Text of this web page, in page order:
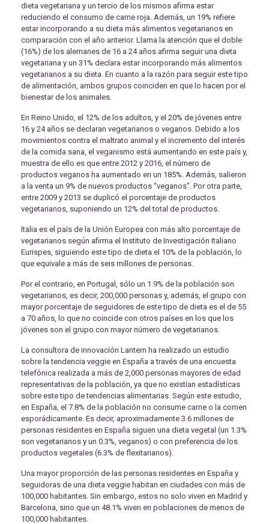
dieta vegetariana y un tercio de los mismos afirma estar
reduciendo el consumo de carne roja. Además, un 19% refiere
estar incorporando a su dieta más alimentos vegetarianos en
comparación con el año anterior. Llama la atención que el doble
(16%) de los alemanes de 16 a 24 años afirma seguir una dieta
vegetariana y un 31% declara estar incorporando más alimentos
vegetarianos a su dieta. En cuanto a la razón para seguir este tipo
de alimentación, ambos grupos coinciden en que lo hacen por el
bienestar de los animales.
En Reino Unido, el 12% de los adultos, y el 20% de jóvenes entre
16 y 24 años se declaran vegetarianos o veganos. Debido a los
movimientos contra el maltrato animal y el incremento del interés
de la comida sana, el veganismo está aumentando en este país y,
muestra de ello es que entre 2012 y 2016, el número de
productos veganos ha aumentado en un 185%. Además, salieron
a la venta un 9% de nuevos productos “veganos”. Por otra parte,
entre 2009 y 2013 se duplicó el porcentaje de productos
vegetarianos, suponiendo un 12% del total de productos.
Italia es el país de la Unión Europea con más alto porcentaje de
vegetarianos según afirma el Instituto de Investigación Italiano
Eurispes, siguiendo este tipo de dieta el 10% de la población, lo
que equivale a más de seis millones de personas.
Por el contrario, en Portugal, sólo un 1.9% de la población son
vegetarianos, es decir, 200,000 personas y, además, el grupo con
mayor porcentaje de seguidores de este tipo de dieta es el de 55
a 70 años, lo que no coincide con otros países en los que los
jóvenes son el grupo con mayor número de vegetarianos.
La consultora de innovación Lantern ha realizado un estudio
sobre la tendencia veggie en España a través de una encuesta
telefónica realizada a más de 2,000 personas mayores de edad
representativas de la población, ya que no existían estadísticas
sobre este tipo de tendencias alimentarias. Según este estudio,
en España, el 7.8% de la población no consume carne o la comen
esporádicamente. Es decir, aproximadamente 3.6 millones de
personas residentes en España siguen una dieta vegetal (un 1.3%
son vegetarianos y un 0.3%, veganos) o con preferencia de los
productos vegetales (6.3% de flexitarianos).
Una mayor proporción de las personas residentes en España y
seguidoras de una dieta veggie habitan en ciudades con más de
100,000 habitantes. Sin embargo, estos no solo viven en Madrid y
Barcelona, sino que un 48.1% viven en poblaciones de menos de
100,000 habitantes.